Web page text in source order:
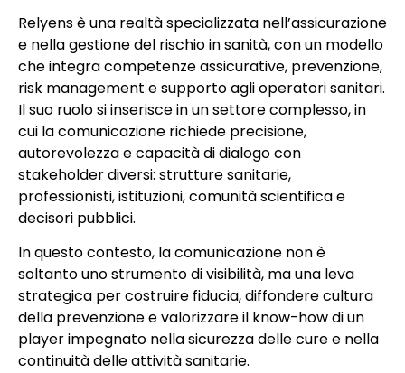
Relyens è una realtà specializzata nell’assicurazione
e nella gestione del rischio in sanità, con un modello
che integra competenze assicurative, prevenzione,
risk management e supporto agli operatori sanitari.
Il suo ruolo si inserisce in un settore complesso, in
cui la comunicazione richiede precisione,
autorevolezza e capacità di dialogo con
stakeholder diversi: strutture sanitarie,
professionisti, istituzioni, comunità scientifica e
decisori pubblici.
In questo contesto, la comunicazione non è
soltanto uno strumento di visibilità, ma una leva
strategica per costruire fiducia, diffondere cultura
della prevenzione e valorizzare il know-how di un
player impegnato nella sicurezza delle cure e nella
continuità delle attività sanitarie.